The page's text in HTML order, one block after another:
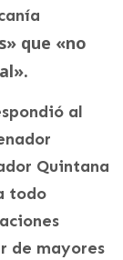
que «no
al
Quintana
todo
de mayores